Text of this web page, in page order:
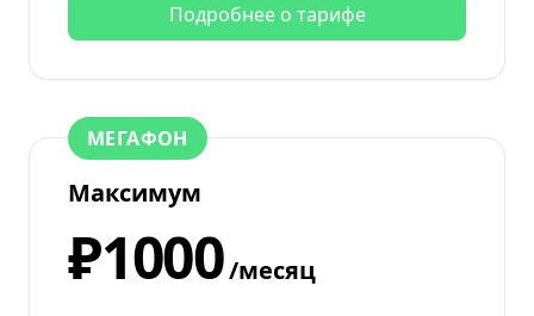
Подробнее о тарифе
МЕГАФОН
Максимум
₽1000/месяц